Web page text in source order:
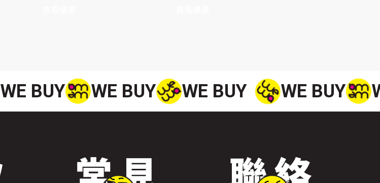
WE BUY WE BUY WE BUY WE BUY